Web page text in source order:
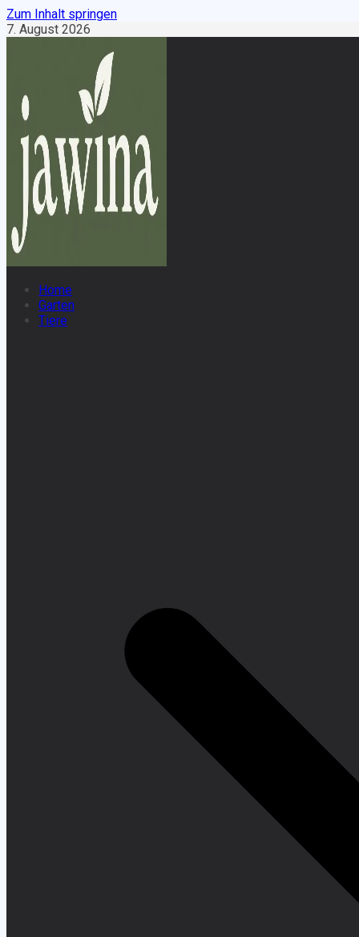
Zum Inhalt springen
7. August 2026
Home
Garten
Tiere